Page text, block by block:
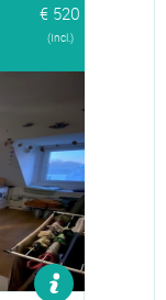
€ 520
(Incl.)